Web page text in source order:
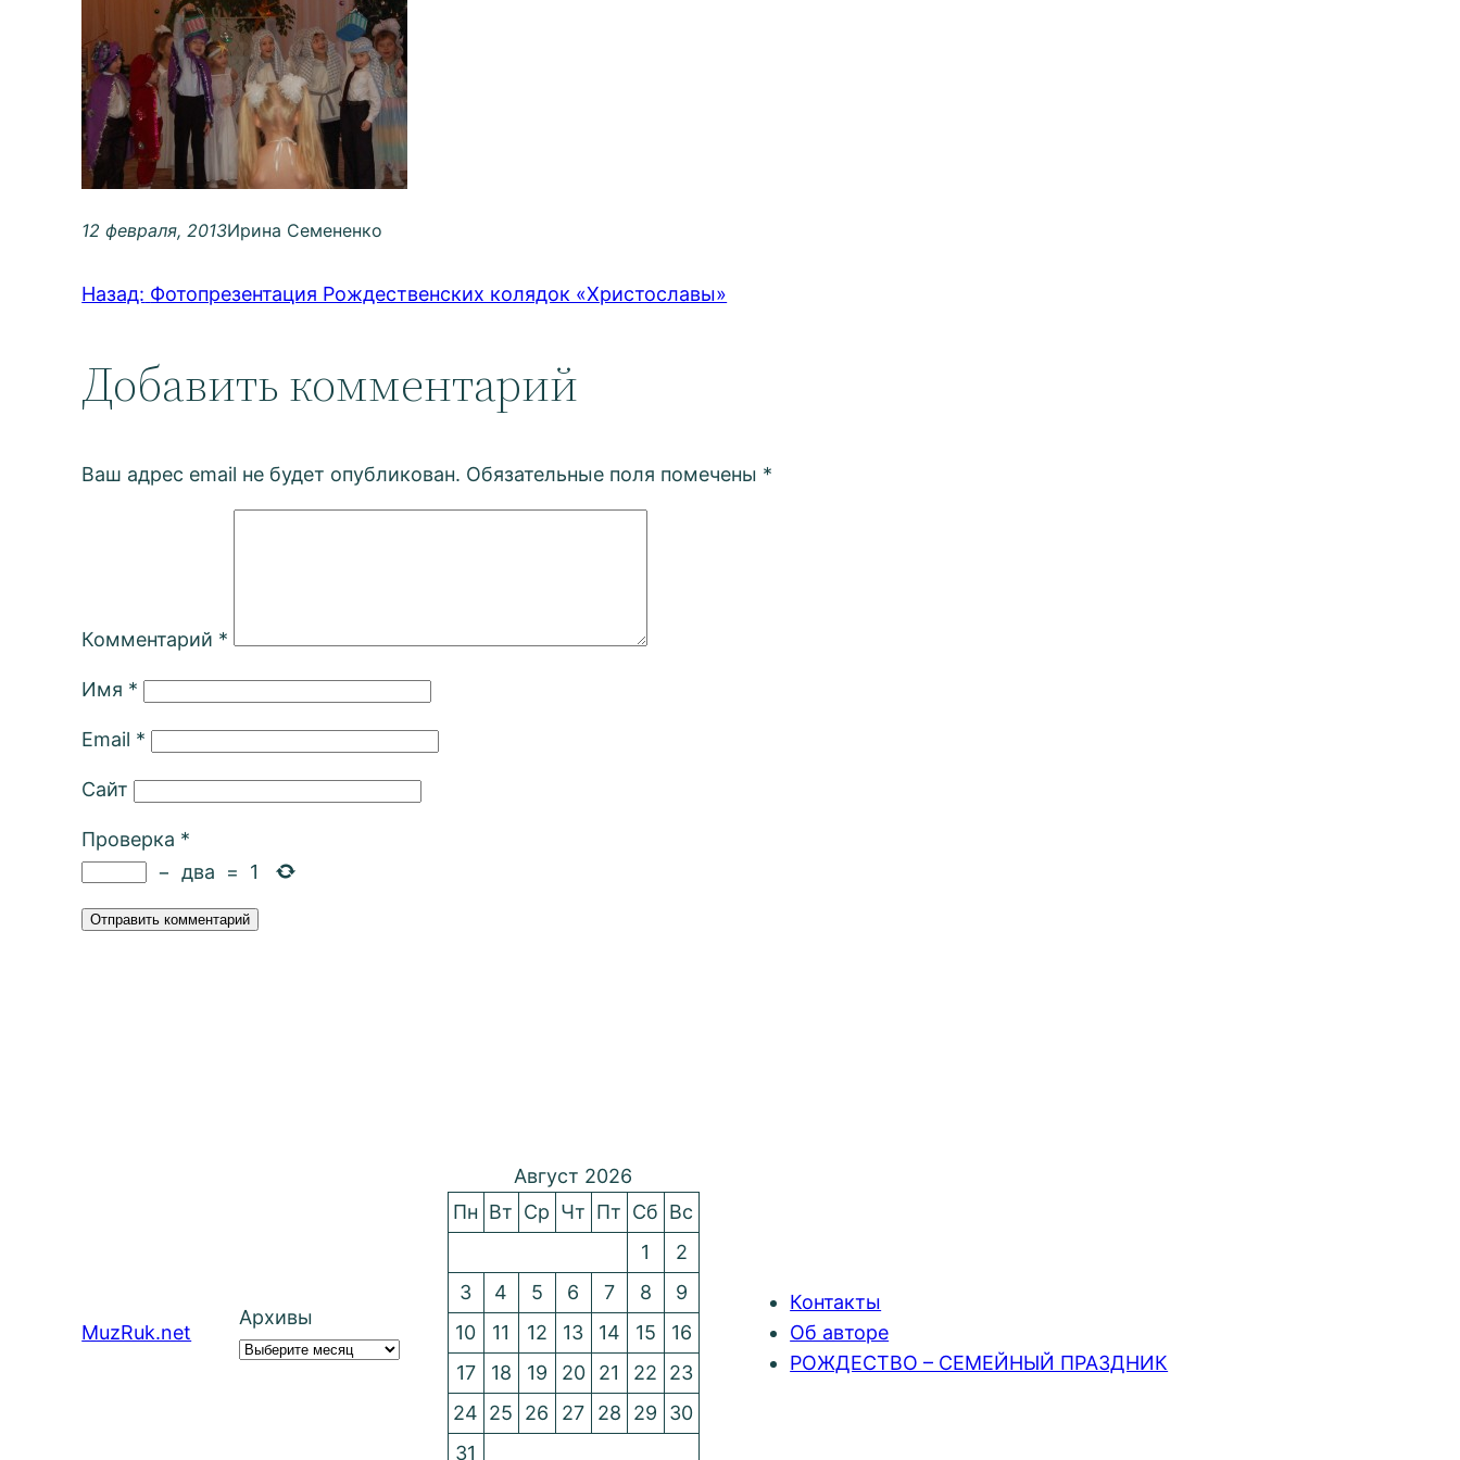
12 февраля, 2013Ирина Семененко
Назад: Фотопрезентация Рождественских колядок «Христославы»
Добавить комментарий
Ваш адрес email не будет опубликован. Обязательные поля помечены *
Комментарий *
Имя *
Email *
Сайт
Проверка *
− два = 1
MuzRuk.net
Архивы
Август 2026
Пн Вт Ср Чт Пт Сб Вс
1
2
3
4 5 6 7 8
9
10
11 12 13 14 15
16
17
18 19 20 21 22
23
24 25 26 27 28 29
30
31
Контакты
Об авторе
РОЖДЕСТВО – СЕМЕЙНЫЙ ПРАЗДНИК